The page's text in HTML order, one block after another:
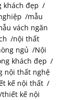
khách đẹp
mẫu
vách ngăn
nội thất
ngủ
Nội
khách đẹp
nội thất nghệ
kế nội thất
thiết kế nội